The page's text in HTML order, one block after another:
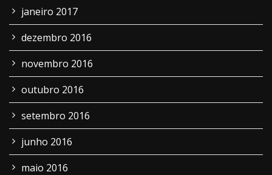
janeiro 2017
dezembro 2016
novembro 2016
outubro 2016
setembro 2016
junho 2016
maio 2016